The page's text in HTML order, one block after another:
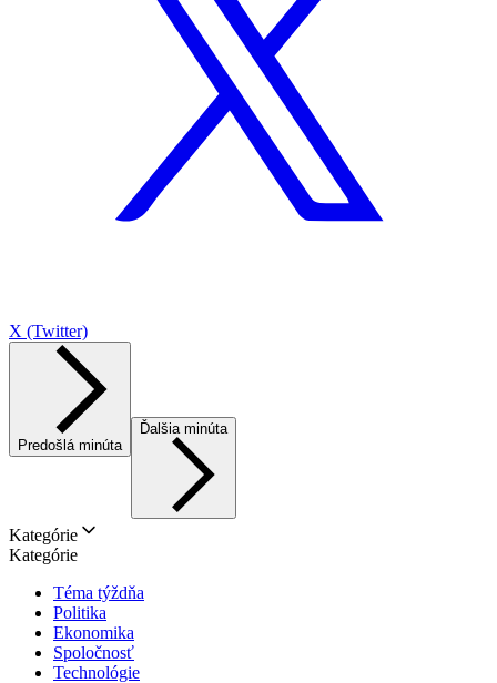
X (Twitter)
Predošlá minúta
Ďalšia minúta
Kategórie
Kategórie
Téma týždňa
Politika
Ekonomika
Spoločnosť
Technológie